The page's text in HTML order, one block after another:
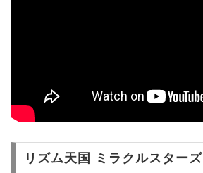
リズム天国 ミラクルスターズ